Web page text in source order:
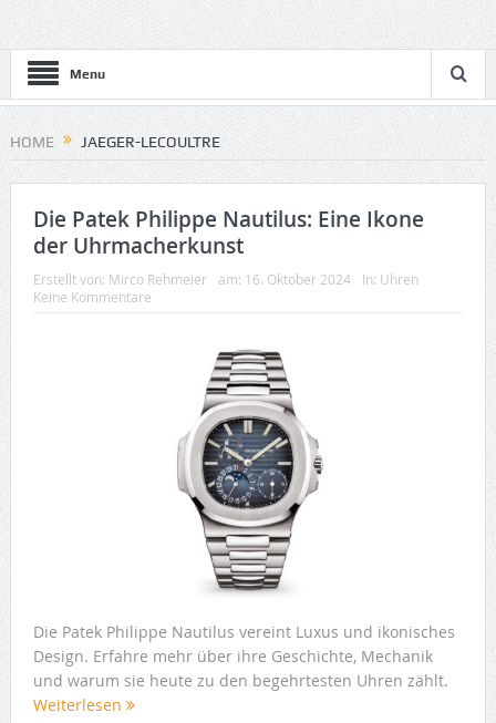
Menu
HOME JAEGER-LECOULTRE
Die Patek Philippe Nautilus: Eine Ikone
der Uhrmacherkunst
Erstellt von: Mirco Rehmeier am: 16. Oktober 2024 In: Uhren
Keine Kommentare
Die Patek Philippe Nautilus vereint Luxus und ikonisches
Design. Erfahre mehr über ihre Geschichte, Mechanik
und warum sie heute zu den begehrtesten Uhren zählt.
Weiterlesen